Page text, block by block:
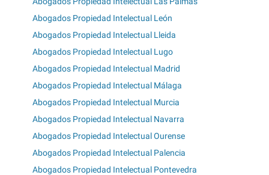
Abogados Propiedad Intelectual León
Abogados Propiedad Intelectual Lleida
Abogados Propiedad Intelectual Lugo
Abogados Propiedad Intelectual Madrid
Abogados Propiedad Intelectual Málaga
Abogados Propiedad Intelectual Murcia
Abogados Propiedad Intelectual Navarra
Abogados Propiedad Intelectual Ourense
Abogados Propiedad Intelectual Palencia
Abogados Propiedad Intelectual Pontevedra